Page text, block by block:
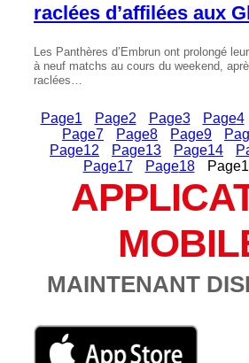
raclées d’affilées aux
Les Panthères d’Embrun ont prolongé
à neuf matchs au cours du weekend,
raclées…
Page1 Page2 Page3 Page4
Page7 Page8 Page9
Page12 Page13 Page14
Page17 Page18 Page
MAINTENANT